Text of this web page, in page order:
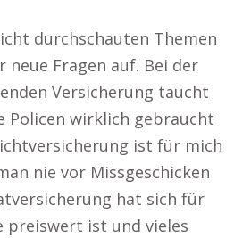
durchschauten Themen
neue Fragen auf. Bei der
Versicherung taucht
Policen wirklich gebraucht
ist für mich
nie vor Missgeschicken
hat sich für
preiswert ist und vieles